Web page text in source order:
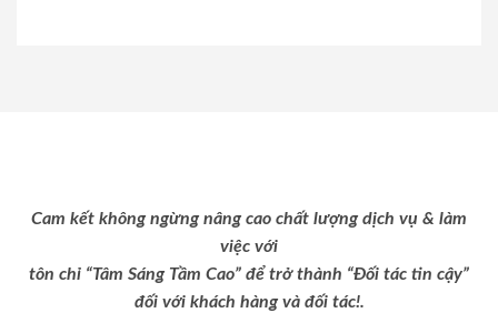
Cam kết không ngừng nâng cao chất lượng dịch vụ & làm
việc với
tôn chỉ “Tâm Sáng Tầm Cao” để trở thành “Đối tác tin cậy”
đối với khách hàng và đối tác!.